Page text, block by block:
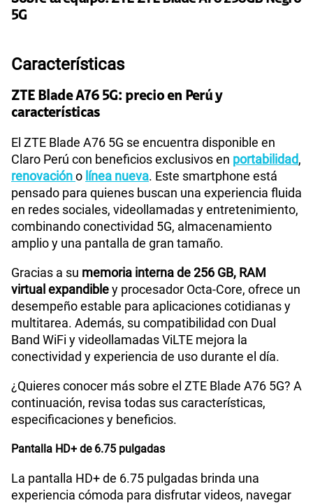
Paga solo
Paga solo
Paga solo
175GB en alta velocidad
S/79.95
50% dto. x 12 meses
185GB en alta velocidad
S/189.90 S/
Paga solo
200GB en alta velocidad
S/144.95
50% dto. x 12 meses
Ver menos planes
5G
Características
ZTE Blade A76 5G: precio en Perú y
características
El ZTE Blade A76 5G se encuentra disponible en
Claro Perú con beneficios exclusivos en portabilidad,
renovacióno línea nueva. Este smartphone está
pensado para quienes buscan una experiencia fluida
en redes sociales, videollamadas y entretenimiento,
combinando conectividad 5G, almacenamiento
amplio y una pantalla de gran tamaño.
Gracias a su memoria interna de 256 GB, RAM
virtual expandibley procesador Octa-Core, ofrece un
desempeño estable para aplicaciones cotidianas y
multitarea. Además, su compatibilidad con Dual
Band WiFi y videollamadas ViLTE mejora la
conectividad y experiencia de uso durante el día.
¿Quieres conocer más sobre el ZTE Blade A76 5G? A
continuación, revisa todas sus características,
especificaciones y beneficios.
Pantalla HD+ de 6.75 pulgadas
La pantalla HD+ de 6.75 pulgadas brinda una
experiencia cómoda para disfrutar videos, navegar